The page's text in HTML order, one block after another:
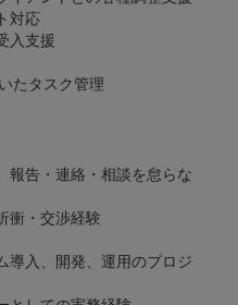
対応
入支援
たタスク管理
報告・連絡・相談を怠らな
衝・交渉経験
導入、開発、運用のプロジ